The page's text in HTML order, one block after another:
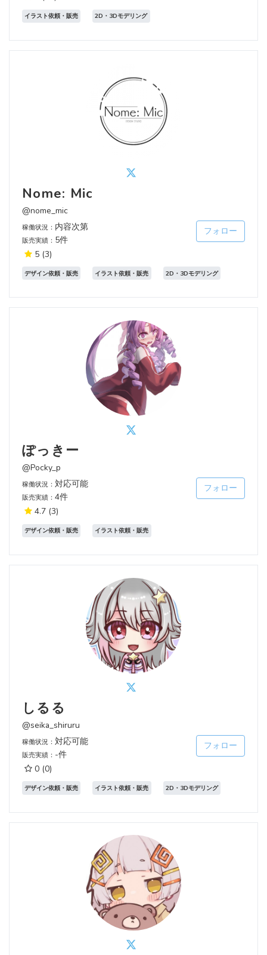
イラスト依頼・販売 2D・3Dモデリング
Nome: Mic
@nome_mic
稼働状況： 内容次第
販売実績： 5件
5 (3)
フォロー
デザイン依頼・販売 イラスト依頼・販売 2D・3Dモデリング
ぽっきー
@Pocky_p
稼働状況： 対応可能
販売実績： 4件
4.7 (3)
フォロー
デザイン依頼・販売 イラスト依頼・販売
しるる
@seika_shiruru
稼働状況： 対応可能
販売実績： -件
0 (0)
フォロー
デザイン依頼・販売 イラスト依頼・販売 2D・3Dモデリング